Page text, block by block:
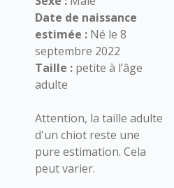
Date de naissance
estimée : Né le 8
septembre 2022
Taille : petite à l’âge
adulte
Attention, la taille adulte
d'un chiot reste une
pure estimation. Cela
peut varier.